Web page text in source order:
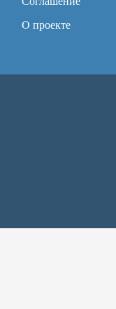
O проекте